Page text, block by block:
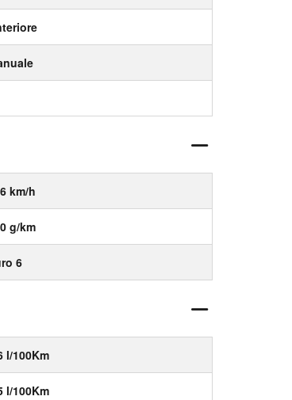
km/h
g/km
6
l/100Km
l/100Km